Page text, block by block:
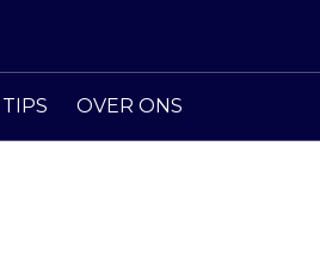
OVER ONS